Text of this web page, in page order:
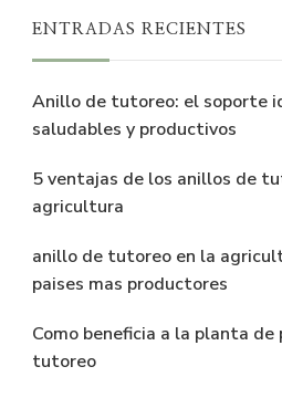
ENTRADAS RECIENTES
Anillo de tutoreo: el soporte
saludables y productivos
5 ventajas de los anillos de
agricultura
anillo de tutoreo en la
paises mas productores
Como beneficia a la planta
tutoreo